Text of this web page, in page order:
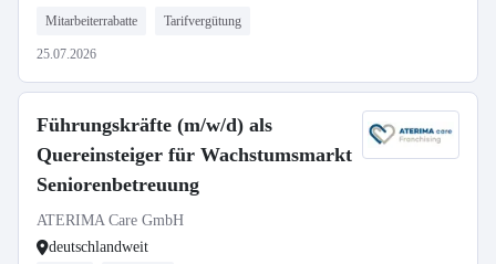
Mitarbeiterrabatte Tarifvergütung
25.07.2026
Führungskräfte (m/w/d) als
Quereinsteiger für Wachstumsmarkt
Seniorenbetreuung
ATERIMA Care GmbH
deutschlandweit